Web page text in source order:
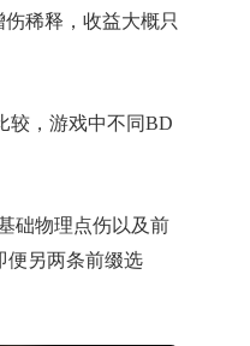
稀释，收益大概只
较，游戏中不同BD
础物理点伤以及前
便另两条前缀选